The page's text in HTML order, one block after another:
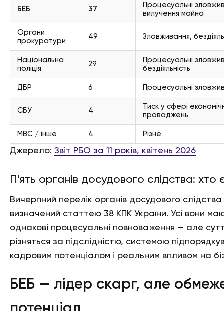
БЕБ 37
Процесуальні
вилучення майна
Органи
прокуратури
49 Зловживання,
Національна
поліція
29
Процесуальні
бездіяльність
ДБР 6 Процесуальні
СБУ 4
Тиск у сфері
проваджень
МВС / інше 4 Різне
Джерело: Звіт РБО за 11 років, квітень 2026
П'ять органів досудового слідства: хто
Вичерпний перелік органів досудового слідства
визначений статтею 38 КПК України. Усі вони
однакові процесуальні повноваження — але
різняться за підслідністю, системою
кадровим потенціалом і реальним впливом на
БЕБ — лідер скарг, але